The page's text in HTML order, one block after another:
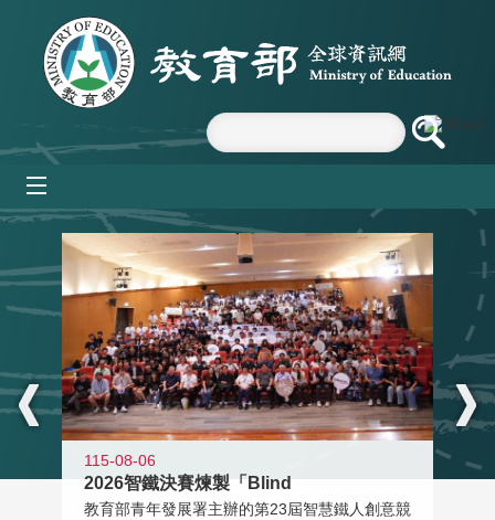
跳到主要內容區塊
:::
115-08-06
2026智鐵決賽煉製「Blind
教育部青年發展署主辦的第23屆智慧鐵人創意競